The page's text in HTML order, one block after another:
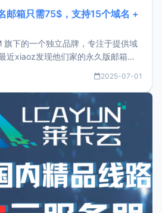
邮箱只需75$，支持15个域名 +
下的一个独立品牌，专注于提供域
近xiaoz发现他们家的永久版邮箱服
尝试一下 NameCrane。注册
不支持直接注册，必须要购买
2025-07-01